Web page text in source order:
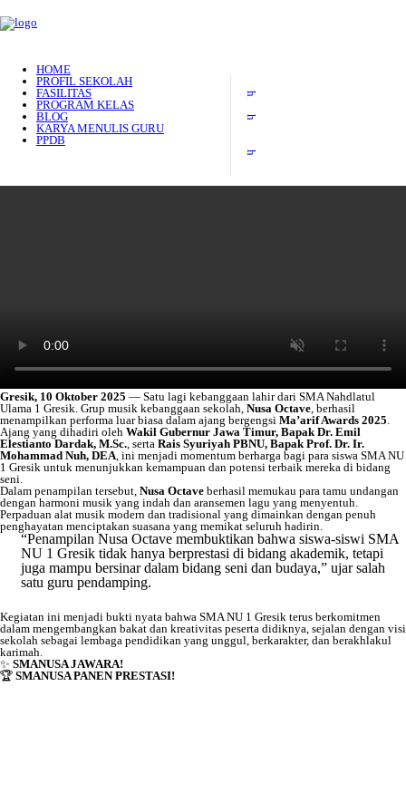
HOME
PROFIL SEKOLAH
FASILITAS
PROGRAM KELAS
BLOG
KARYA MENULIS GURU
PPDB
Gresik, 10 Oktober 2025 — Satu lagi kebanggaan lahir dari SMA Nahdlatul
Ulama 1 Gresik. Grup musik kebanggaan sekolah, Nusa Octave, berhasil
menampilkan performa luar biasa dalam ajang bergengsi Ma’arif Awards 2025.
Ajang yang dihadiri oleh Wakil Gubernur Jawa Timur, Bapak Dr. Emil
Elestianto Dardak, M.Sc., serta Rais Syuriyah PBNU, Bapak Prof. Dr. Ir.
Mohammad Nuh, DEA, ini menjadi momentum berharga bagi para siswa SMA NU
1 Gresik untuk menunjukkan kemampuan dan potensi terbaik mereka di bidang
seni.
Dalam penampilan tersebut, Nusa Octave berhasil memukau para tamu undangan
dengan harmoni musik yang indah dan aransemen lagu yang menyentuh.
Perpaduan alat musik modern dan tradisional yang dimainkan dengan penuh
penghayatan menciptakan suasana yang memikat seluruh hadirin.
“Penampilan Nusa Octave membuktikan bahwa siswa-siswi SMA
NU 1 Gresik tidak hanya berprestasi di bidang akademik, tetapi
juga mampu bersinar dalam bidang seni dan budaya,” ujar salah
satu guru pendamping.
Kegiatan ini menjadi bukti nyata bahwa SMA NU 1 Gresik terus berkomitmen
dalam mengembangkan bakat dan kreativitas peserta didiknya, sejalan dengan visi
sekolah sebagai lembaga pendidikan yang unggul, berkarakter, dan berakhlakul
karimah.
✨ SMANUSA JAWARA!
🏆 SMANUSA PANEN PRESTASI!